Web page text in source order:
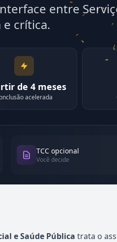
entre
crítica.
de 4 meses
acelerada
TCC opcional
Você decide
e Saúde Pública trata o